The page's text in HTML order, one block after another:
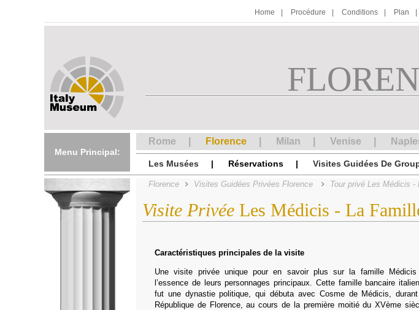
Home Procédure Conditions Plan
Menu Principal:
Rome Florence Milan Venise
Les Musées Réservations Visites Guidées De
Florence Visites Guidées Privées Florence Tour privé Les Médicis
Visite Privée Les Médicis - La
Caractéristiques principales de la visite
Une visite privée unique pour en savoir plus sur la famille
l’essence de leurs personnages principaux. Cette famille bancaire
fut une dynastie politique, qui débuta avec Cosme de Médicis,
République de Florence, au cours de la première moitié du XVème